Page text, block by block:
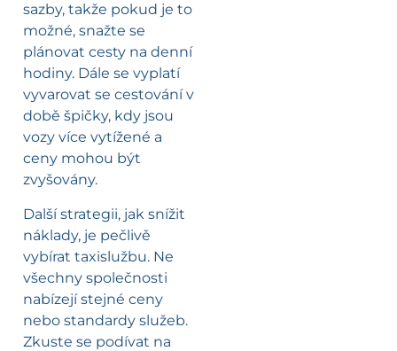
sazby, takže pokud je to
možné, snažte se
plánovat cesty na denní
hodiny. Dále se vyplatí
vyvarovat se cestování v
době špičky, kdy jsou
vozy více vytížené a
ceny mohou být
zvyšovány.
Další strategii, jak snížit
náklady, je pečlivě
vybírat taxislužbu. Ne
všechny společnosti
nabízejí stejné ceny
nebo standardy služeb.
Zkuste se podívat na